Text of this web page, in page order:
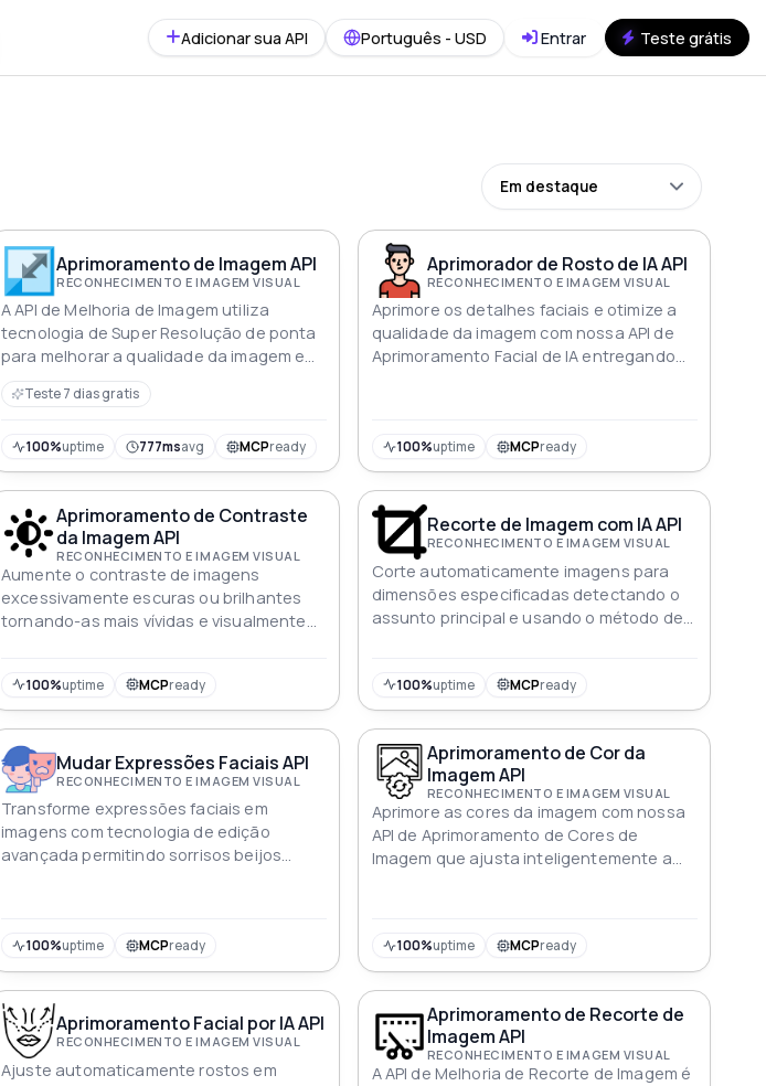
Adicionar sua API Português - USD Entrar Teste grátis
Em destaque
Aprimoramento de Imagem API
RECONHECIMENTO E IMAGEM VISUAL
A API de Melhoria de Imagem utiliza
tecnologia de Super Resolução de ponta
para melhorar a qualidade da imagem e
aumentar a resolução em até 4X Com
esta API os desenvolvedores podem
os detalhes das imagens proporcionando
uma experiência de visualização superior
para os usuários
Teste 7 dias gratis
100%uptime 777msavg MCPready
Aprimorador de Rosto de IA API
RECONHECIMENTO E IMAGEM VISUAL
Aprimore os detalhes faciais e otimize a
qualidade da imagem com nossa API de
Aprimoramento Facial de IA entregando
100%uptime MCPready
Aprimoramento de Contraste
da Imagem API
RECONHECIMENTO E IMAGEM VISUAL
Aumente o contraste de imagens
excessivamente escuras ou brilhantes
tornando-as mais vívidas e visualmente
100%uptime MCPready
Recorte de Imagem com IA API
RECONHECIMENTO E IMAGEM VISUAL
Corte automaticamente imagens para
dimensões especificadas detectando o
assunto principal e usando o método de
100%uptime MCPready
Mudar Expressões Faciais API
RECONHECIMENTO E IMAGEM VISUAL
Transforme expressões faciais em
imagens com tecnologia de edição
avançada permitindo sorrisos beijos
100%uptime MCPready
Aprimoramento de Cor da
Imagem API
RECONHECIMENTO E IMAGEM VISUAL
Aprimore as cores da imagem com nossa
API de Aprimoramento de Cores de
Imagem que ajusta inteligentemente a
100%uptime MCPready
Aprimoramento Facial por IA API
RECONHECIMENTO E IMAGEM VISUAL
Ajuste automaticamente rostos em
Aprimoramento de Recorte de
Imagem API
RECONHECIMENTO E IMAGEM VISUAL
A API de Melhoria de Recorte de Imagem é